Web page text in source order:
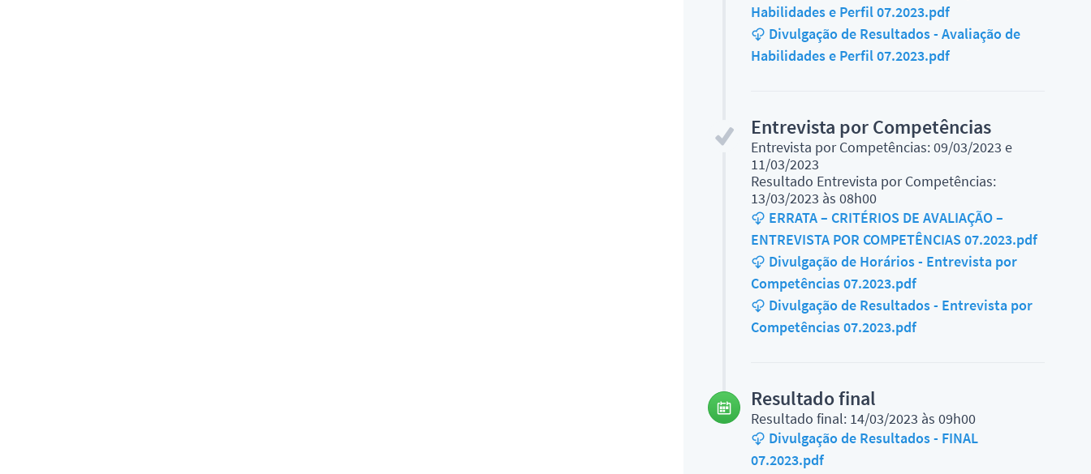
Habilidades e Perfil 07.2023.pdf
Divulgação de Resultados - Avaliação de
Habilidades e Perfil 07.2023.pdf
Entrevista por Competências
Entrevista por Competências: 09/03/2023 e
11/03/2023
Resultado Entrevista por Competências:
13/03/2023 às 08h00
ERRATA – CRITÉRIOS DE AVALIAÇÃO –
ENTREVISTA POR COMPETÊNCIAS 07.2023.pdf
Divulgação de Horários - Entrevista por
Competências 07.2023.pdf
Divulgação de Resultados - Entrevista por
Competências 07.2023.pdf
Resultado final
Resultado final: 14/03/2023 às 09h00
Divulgação de Resultados - FINAL
07.2023.pdf